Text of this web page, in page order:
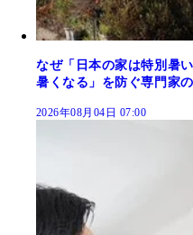
なぜ「日本の家は特別暑
暑くなる」を防ぐ専門家
2026年08月04日 07:00